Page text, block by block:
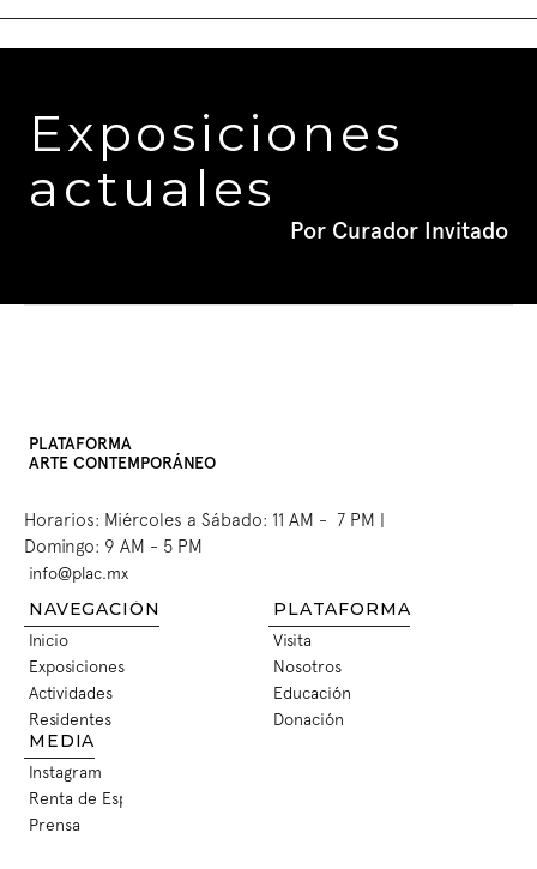
Exposiciones
actuales
Por Curador Invitado
PLATAFORMA
ARTE CONTEMPORÁNEO
Horarios: Miércoles a Sábado: 11 AM -  7 PM |
Domingo: 9 AM - 5 PM
info@plac.mx
INFO@PLAC.MX
NAVEGACIÓN
Inicio
INICIO
Exposiciones
EXPOSICIONES
Actividades
ACTIVIDADES
Residentes
RESIDENTES
PLATAFORMA
Visita
VISITA
Nosotros
NOSOTROS
Educación
EDUCACIÓN
Donación
MEDIA
Instagram
INSTAGRAM
Renta de Espacios
RENTA DE ESPACIOS
Prensa